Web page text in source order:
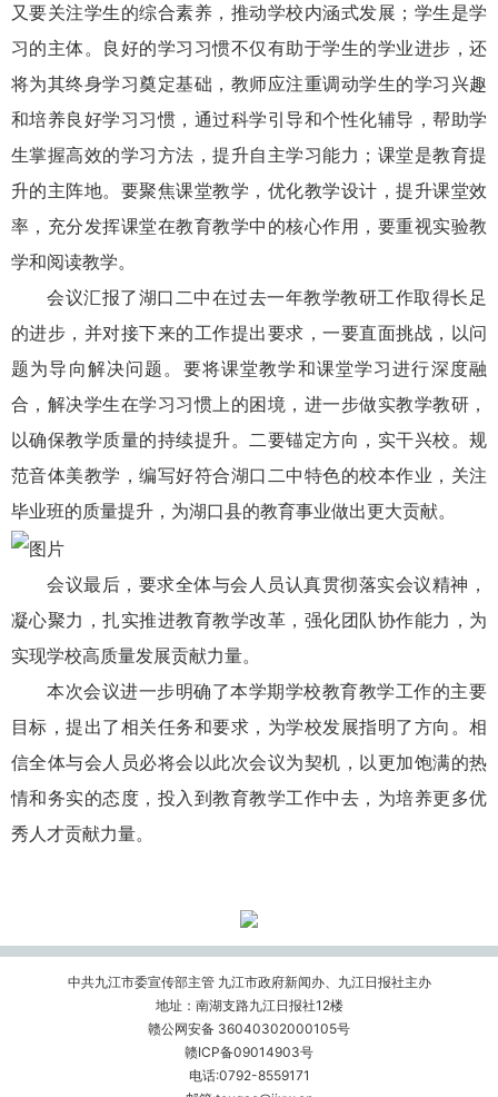
又要关注学生的综合素养，推动学校内涵式发展；学生是学
习的主体。良好的学习习惯不仅有助于学生的学业进步，还
将为其终身学习奠定基础，教师应注重调动学生的学习兴趣
和培养良好学习习惯，通过科学引导和个性化辅导，帮助学
生掌握高效的学习方法，提升自主学习能力；课堂是教育提
升的主阵地。要聚焦课堂教学，优化教学设计，提升课堂效
率，充分发挥课堂在教育教学中的核心作用，要重视实验教
学和阅读教学。
会议汇报了湖口二中在过去一年教学教研工作取得长足
的进步，并对接下来的工作提出要求，一要直面挑战，以问
题为导向解决问题。要将课堂教学和课堂学习进行深度融
合，解决学生在学习习惯上的困境，进一步做实教学教研，
以确保教学质量的持续提升。二要锚定方向，实干兴校。规
范音体美教学，编写好符合湖口二中特色的校本作业，关注
毕业班的质量提升，为湖口县的教育事业做出更大贡献。
会议最后，要求全体与会人员认真贯彻落实会议精神，
凝心聚力，扎实推进教育教学改革，强化团队协作能力，为
实现学校高质量发展贡献力量。
本次会议进一步明确了本学期学校教育教学工作的主要
目标，提出了相关任务和要求，为学校发展指明了方向。相
信全体与会人员必将会以此次会议为契机，以更加饱满的热
情和务实的态度，投入到教育教学工作中去，为培养更多优
秀人才贡献力量。
中共九江市委宣传部主管 九江市政府新闻办、九江日报社主办
地址：南湖支路九江日报社12楼
赣公网安备 36040302000105号
赣ICP备09014903号
电话:0792-8559171